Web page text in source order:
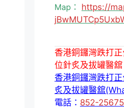
Map： https://
香港銅鑼灣跌打
位針炙及拔罐醫舘
香港銅鑼灣跌打
炙及拔罐醫舘
電話： 852-